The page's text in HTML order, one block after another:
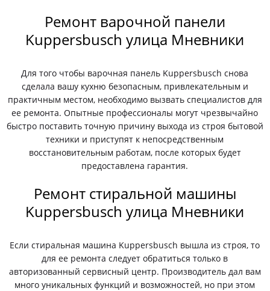
Ремонт варочной панели
Kuppersbusch улица Мневники
Для того чтобы варочная панель Kuppersbusch снова
сделала вашу кухню безопасным, привлекательным и
практичным местом, необходимо вызвать специалистов для
ее ремонта. Опытные профессионалы могут чрезвычайно
быстро поставить точную причину выхода из строя бытовой
техники и приступят к непосредственным
восстановительным работам, после которых будет
предоставлена гарантия.
Ремонт стиральной машины
Kuppersbusch улица Мневники
Если стиральная машина Kuppersbusch вышла из строя, то
для ее ремонта следует обратиться только в
авторизованный сервисный центр. Производитель дал вам
много уникальных функций и возможностей, но при этом